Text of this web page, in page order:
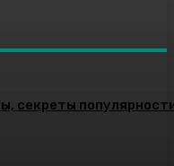
секреты